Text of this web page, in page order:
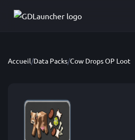
Accueil/Data Packs/Cow Drops OP Loot